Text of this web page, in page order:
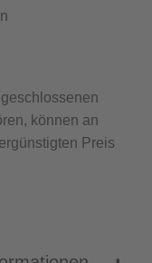
können an
Preis